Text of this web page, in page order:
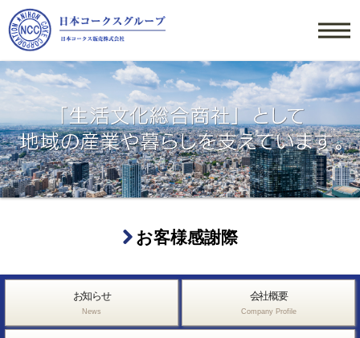
お客様感謝際
お知らせ
News
会社概要
Company Profile